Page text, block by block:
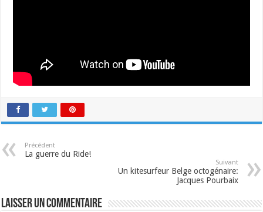
Précédent
La guerre du Ride!
Suivant
Un kitesurfeur Belge octogénaire:
Jacques Pourbaix
Laisser un commentaire